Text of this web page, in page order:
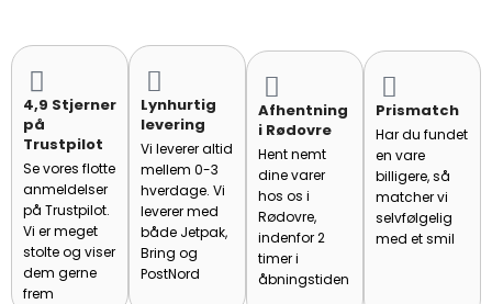
4,9 Stjerner
på
Trustpilot
Se vores flotte
anmeldelser
på Trustpilot.
Vi er meget
stolte og viser
dem gerne
frem
Lynhurtig
levering
Vi leverer altid
mellem 0-3
hverdage. Vi
leverer med
både Jetpak,
Bring og
PostNord
Afhentning
i Rødovre
Hent nemt
dine varer
hos os i
Rødovre,
indenfor 2
timer i
åbningstiden
Prismatch
Har du fundet
en vare
billigere, så
matcher vi
selvfølgelig
med et smil